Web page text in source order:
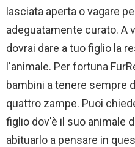
lasciata aperta o vagare
adeguatamente curato. A
dovrai dare a tuo figlio la
l'animale. Per fortuna
bambini a tenere sempre
quattro zampe. Puoi
figlio dov'è il suo animale
abituarlo a pensare in